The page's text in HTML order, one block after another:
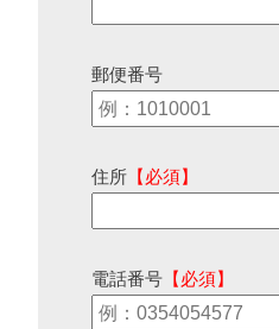
郵便番号
住所 【必須】
電話番号 【必須】